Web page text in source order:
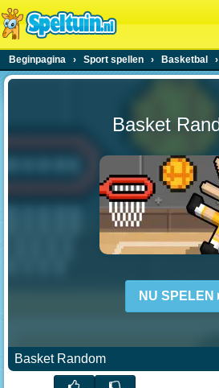
Beginpagina › Sport spellen › Basketbal ›
Basket
NU SPELEN
Basket Random